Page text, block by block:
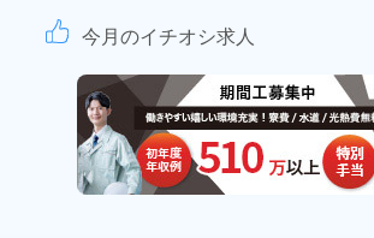
今月のイチオシ求人